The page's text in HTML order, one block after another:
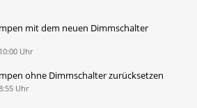
mit dem neuen Dimmschalter
Uhr
ohne Dimmschalter zurücksetzen
Uhr